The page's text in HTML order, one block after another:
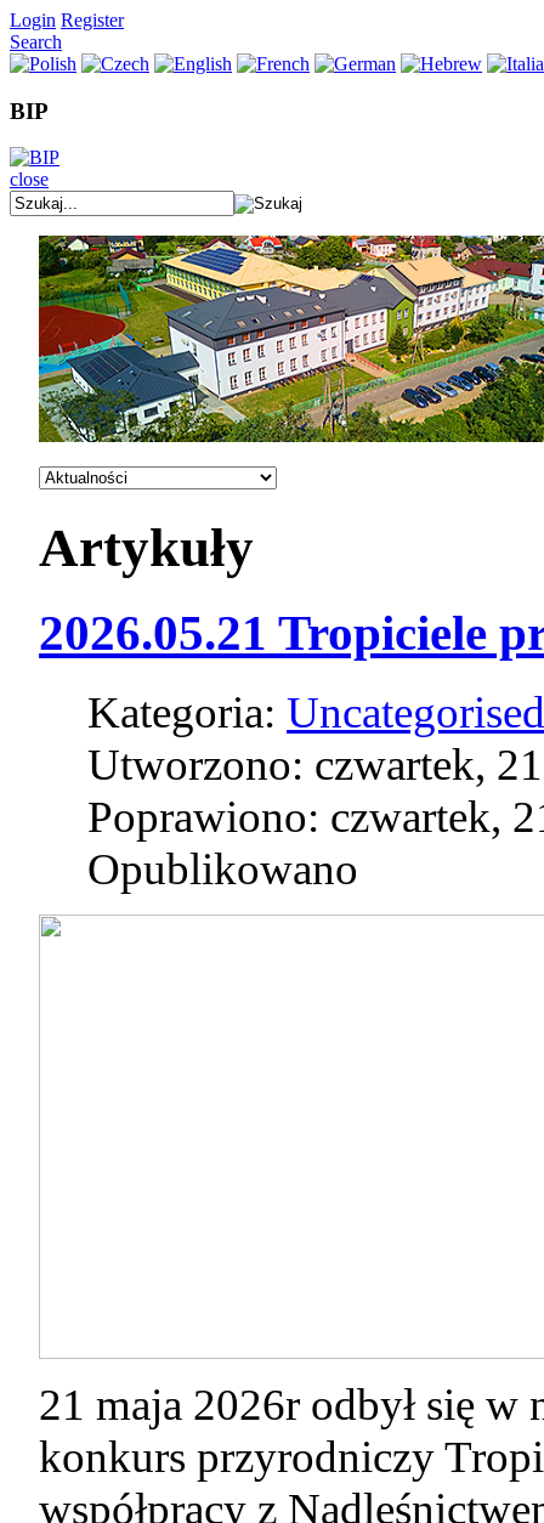
Login Register
Search
BIP
close
Artykuły
2026.05.21 Tropiciele
Kategoria:
Utworzono: czwartek,
Poprawiono: czwartek,
Opublikowano
21 maja 2026r odbył się
konkurs przyrodniczy
współpracy z